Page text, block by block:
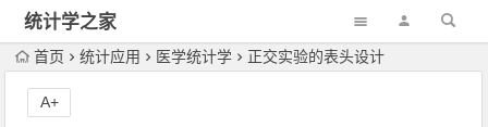
统计学之家
首页 统计应用 医学统计学 正交实验的表头设计
A+